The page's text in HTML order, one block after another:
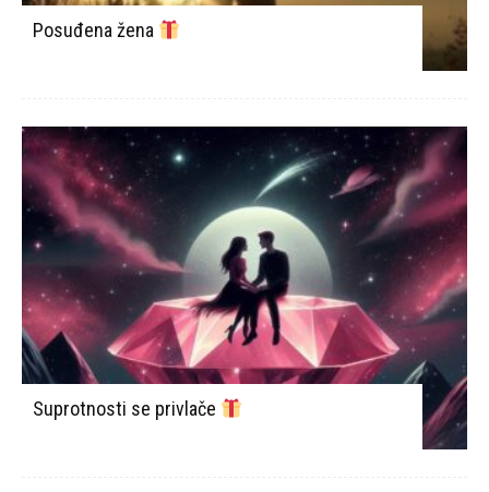
Posuđena žena
Suprotnosti se privlače